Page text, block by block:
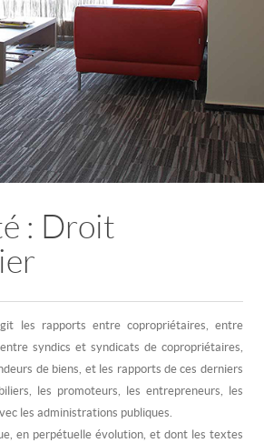
: Droit
les rapports entre copropriétaires, entre
syndics et syndicats de copropriétaires,
de biens, et les rapports de ces derniers
les promoteurs, les entrepreneurs, les
les administrations publiques.
en perpétuelle évolution, et dont les textes